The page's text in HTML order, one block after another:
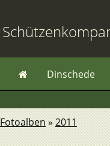
Dinschede
Fotoalben » 2011